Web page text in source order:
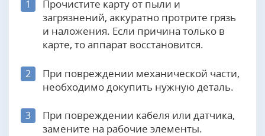
1
Прочистите карту от пыли и
загрязнений, аккуратно протрите грязь
и наложения. Если причина только в
карте, то аппарат восстановится.
2
При повреждении механической части,
необходимо докупить нужную деталь.
3
При повреждении кабеля или датчика,
замените на рабочие элементы.